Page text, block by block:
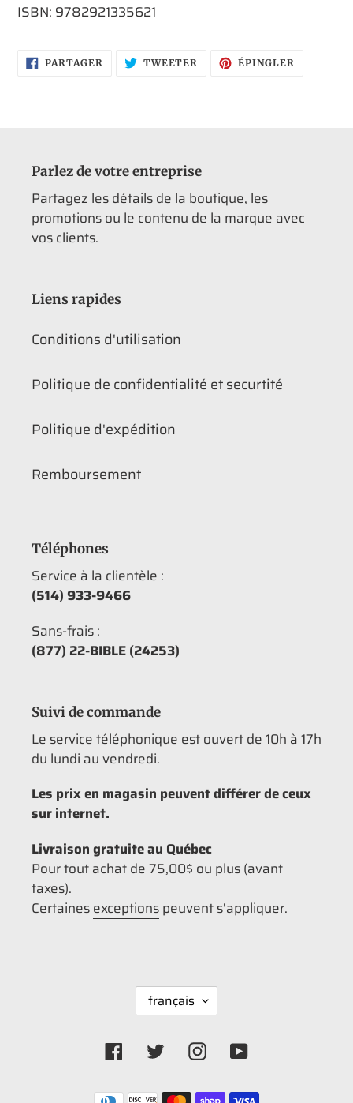
ISBN: 9782921335621
PARTAGER PARTAGER
SUR
TWEETER TWEETER
SUR
ÉPINGLER
Parlez de votre entreprise
Partagez les détails de la boutique, les
promotions ou le contenu de la marque avec
vos clients.
Liens rapides
Conditions d'utilisation
Politique de confidentialité et securtité
Politique d'expédition
Remboursement
Téléphones
Service à la clientèle :
(514) 933-9466
Sans-frais :
(877) 22-BIBLE (24253)
Suivi de commande
Le service téléphonique est ouvert de 10h à 17h
du lundi au vendredi.
Les prix en magasin peuvent différer de ceux
sur internet.
Livraison gratuite au Québec
Pour tout achat de 75,00$ ou plus (avant
taxes).
Certainesexceptionspeuvent s'appliquer.
A
français
FacebookTwitterInstagramYouTube
Moyens